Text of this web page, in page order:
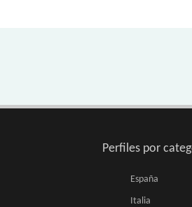
Perfiles por
España
Italia